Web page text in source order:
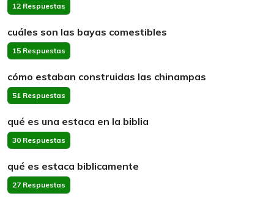
12 Respuestas
cuáles son las bayas comestibles
15 Respuestas
cómo estaban construidas las chinampas
51 Respuestas
qué es una estaca en la biblia
30 Respuestas
qué es estaca biblicamente
27 Respuestas